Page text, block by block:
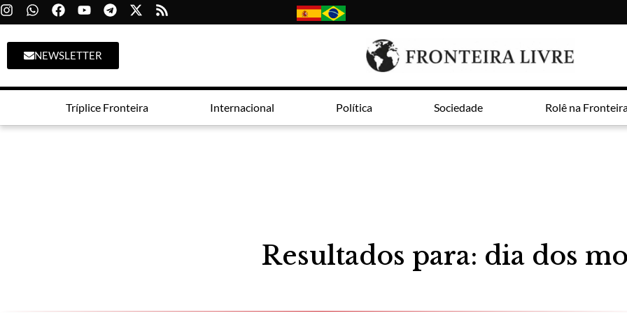
NEWSLETTER
Tríplice Fronteira Internacional Política Sociedade Rolê na
Resultados para: dia dos